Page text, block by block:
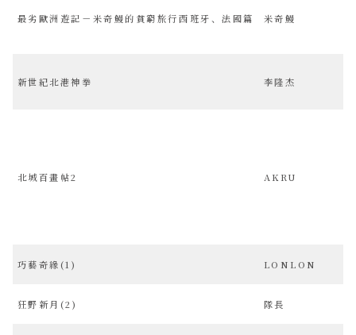
最劣歐洲遊記－米奇鰻的貧窮旅行西班牙、法國篇 米奇鰻
新世紀北港神拳 李隆杰
北城百畫帖2 AKRU
巧藝奇緣(1) LONLON
狂野新月(2) 隊長